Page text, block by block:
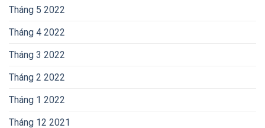
Tháng 5 2022
Tháng 4 2022
Tháng 3 2022
Tháng 2 2022
Tháng 1 2022
Tháng 12 2021